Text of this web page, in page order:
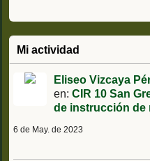
Mi actividad
Eliseo Vizcaya
en: CIR 10 San
de instrucción de
6 de May. de 2023